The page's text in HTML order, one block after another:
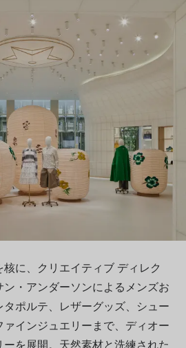
に、クリエイティブ ディレク
・アンダーソンによるメンズお
ポルテ、レザーグッズ、シュー
インジュエリーまで、ディオー
を展開。天然素材と洗練された